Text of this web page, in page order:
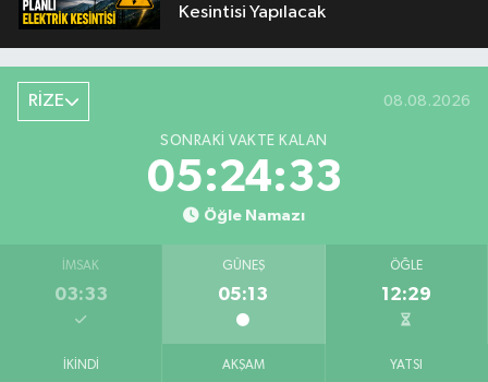
Kesintisi Yapılacak
RİZE 08.08.2026
SONRAKI VAKTE KALAN
05:24:32
Öğle Namazı
İMSAK
03:33
GÜNEŞ
05:13
ÖĞLE
12:29
İKINDI AKŞAM YATSI